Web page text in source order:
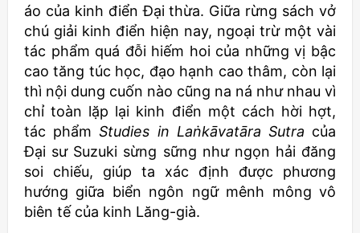
áo của kinh điển Đại thừa. Giữa rừng sách vở
chú giải kinh điển hiện nay, ngoại trừ một vài
tác phẩm quá đỗi hiếm hoi của những vị bậc
cao tăng túc học, đạo hạnh cao thâm, còn lại
thì nội dung cuốn nào cũng na ná như nhau vì
chỉ toàn lặp lại kinh điển một cách hời hợt,
tác phẩmStudies in Laṅkāvatāra Sutra của
Đại sư Suzuki sừng sững như ngọn hải đăng
soi chiếu, giúp ta xác định được phương
hướng giữa biển ngôn ngữ mênh mông vô
biên tế của kinh Lăng-già.